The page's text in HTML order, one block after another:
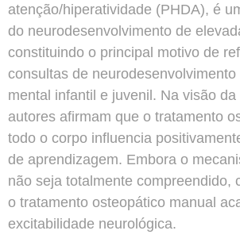
atenção/hiperatividade (PHDA), é
do neurodesenvolvimento de
constituindo o principal motivo de
consultas de
mental infantil e juvenil. Na visão da
autores afirmam que o tratamento
todo o corpo influencia
de aprendizagem. Embora o
não seja totalmente compreendido,
o tratamento osteopático manual
excitabilidade neurológica.